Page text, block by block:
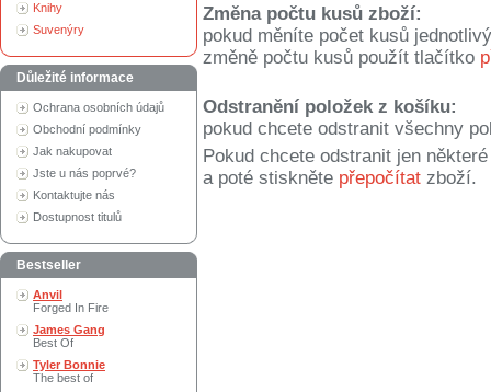
Knihy
Suvenýry
Důležité informace
Ochrana osobních údajů
Obchodní podmínky
Jak nakupovat
Jste u nás poprvé?
Kontaktujte nás
Dostupnost titulů
Bestseller
Anvil
Forged In Fire
James Gang
Best Of
Tyler Bonnie
The best of
Změna počtu kusů zboží:
pokud měníte počet kusů
změně počtu kusů použít tlačítko
Odstranění položek z košíku:
pokud chcete odstranit všechny
Pokud chcete odstranit jen
a poté stiskněte přepočítat zboží.